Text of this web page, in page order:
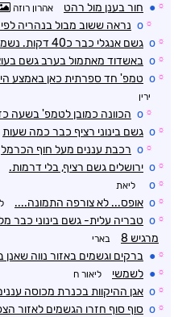
☼
● חור בענן מול רהט אהרון רוזה
☼
o נראה ששוב מבול בנהריה
☼
o גשם אנגלי כבר כ40 דקות. נשמעים רעמים
☼
o באשדוד מאתמול בערב גשם
☼
o טמפ' חד ספרתית כאן באמצע היום(9.8), לא קרה לפחות מאז
ירין
☼
o הכוונה כמובן לטמפ' בשעה
☼
o גשם בינוני רציף כבר כמה שעות
☼
o רכבת עננים מעל חוף הכרמל
☼
o ירושלים גשם רציף, בלי דרמות.
☼
o ליאת
☼
o אופס... לא צורפה התמונה....
☼
o
מרגיש 8
בארי
☼
● ברקים וגשמים באזור נווה שאנן
☼
● לשמשי ליאור ח
☼
o אגן ההיקוות בכנרת מכוסה
☼
o סוף סוף חזרו הגשמים לאזור